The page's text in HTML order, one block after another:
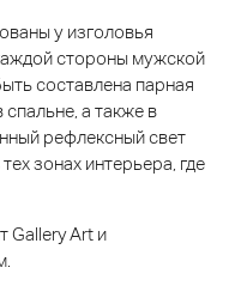
у изголовья
стороны мужской
составлена парная
а также в
рефлексный свет
зонах интерьера, где
Gallery Art и